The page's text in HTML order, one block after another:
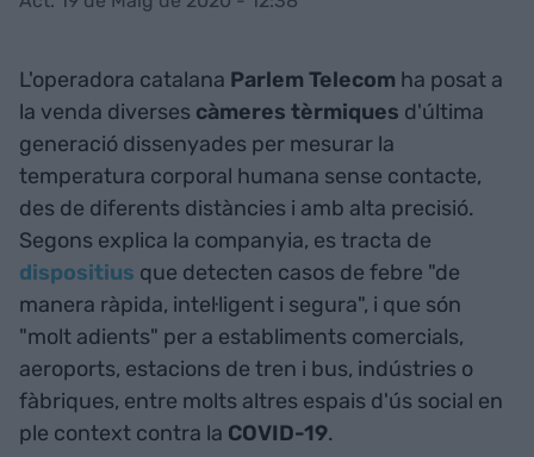
L'operadora catalana Parlem Telecom ha posat a
la venda diverses càmeres tèrmiques d'última
generació dissenyades per mesurar la
temperatura corporal humana sense contacte,
des de diferents distàncies i amb alta precisió.
Segons explica la companyia, es tracta de
dispositius que detecten casos de febre "de
manera ràpida, intel·ligent i segura", i que són
"molt adients" per a establiments comercials,
aeroports, estacions de tren i bus, indústries o
fàbriques, entre molts altres espais d'ús social en
ple context contra la COVID-19.